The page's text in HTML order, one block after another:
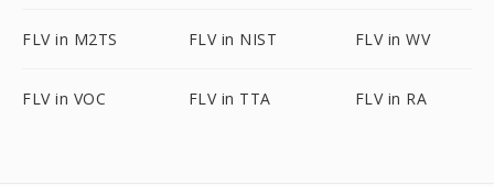
FLV in M2TS FLV in NIST FLV in WV
FLV in VOC FLV in TTA FLV in RA